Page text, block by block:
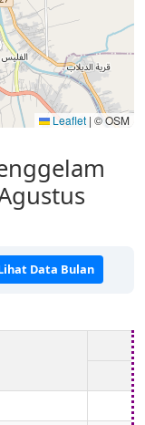
Leaflet | © OSM
Data Bulan